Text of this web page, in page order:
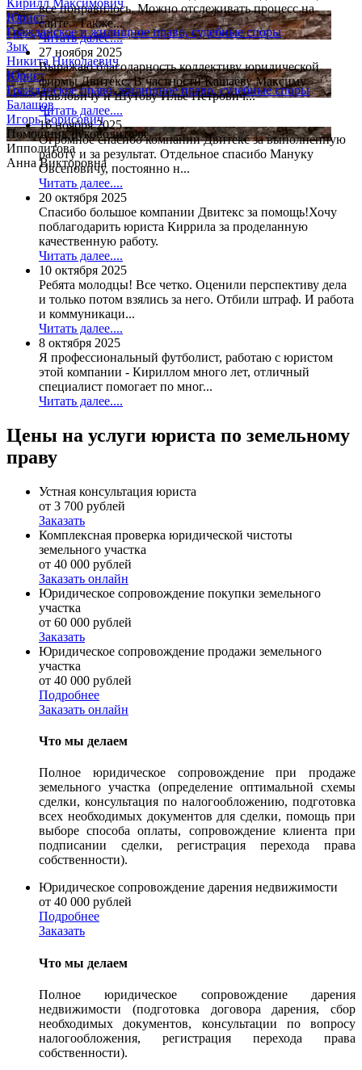
Кирилл Максимович
Юрист
Гражданское и жилищное право, судебные споры
Зык
Никита Николаевич
Юрист
Гражданское право, жилищное право, судебные споры
Балашов
Игорь Борисович
Помощник руководителя
Ипполитова
Анна Викторовна
все понравилось. Можно отслеживать процесс на
сайте. Также...
Читать далее....
27 ноября 2025
Выражаю благодарность коллективу юридической
фирмы Двитекс. В частности Кашаеву Максиму
Павловичу и Шутову Илье Петрович...
Читать далее....
16 ноября 2025
Огромное спасибо компании Двитекс за выполненную
работу и за результат. Отдельное спасибо Мануку
Овсеповичу, постоянно н...
Читать далее....
20 октября 2025
Спасибо большое компании Двитекс за помощь!Хочу
поблагодарить юриста Киррила за проделанную
качественную работу.
Читать далее....
10 октября 2025
Ребята молодцы! Все четко. Оценили перспективу дела
и только потом взялись за него. Отбили штраф. И работа
и коммуникаци...
Читать далее....
8 октября 2025
Я профессиональный футболист, работаю с юристом
этой компании - Кириллом много лет, отличный
специалист помогает по мног...
Читать далее....
Цены на услуги юриста по земельному
праву
Устная консультация юриста
от 3 700 рублей
Заказать
Комплексная проверка юридической чистоты
земельного участка
от 40 000 рублей
Заказать онлайн
Юридическое сопровождение покупки земельного
участка
от 60 000 рублей
Заказать
Юридическое сопровождение продажи земельного
участка
от 40 000 рублей
Подробнее
Заказать онлайн
Что мы делаем
Полное юридическое сопровождение при продаже
земельного участка (определение оптимальной схемы
сделки, консультация по налогообложению, подготовка
всех необходимых документов для сделки, помощь при
выборе способа оплаты, сопровождение клиента при
подписании сделки, регистрация перехода права
собственности).
Юридическое сопровождение дарения недвижимости
от 40 000 рублей
Подробнее
Заказать
Что мы делаем
Полное юридическое сопровождение дарения
недвижимости (подготовка договора дарения, сбор
необходимых документов, консультации по вопросу
налогообложения, регистрация перехода права
собственности).